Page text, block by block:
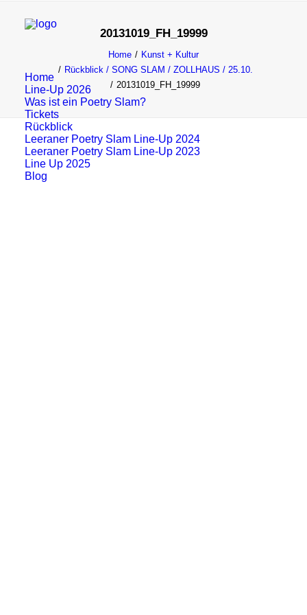
Home
Line-Up 2026
Was ist ein Poetry Slam?
Tickets
Rückblick
Leeraner Poetry Slam Line-Up 2024
Leeraner Poetry Slam Line-Up 2023
Line Up 2025
Blog
20131019_FH_19999
Home
Kunst + Kultur
Rückblick / SONG SLAM / ZOLLHAUS / 25.10.
20131019_FH_19999